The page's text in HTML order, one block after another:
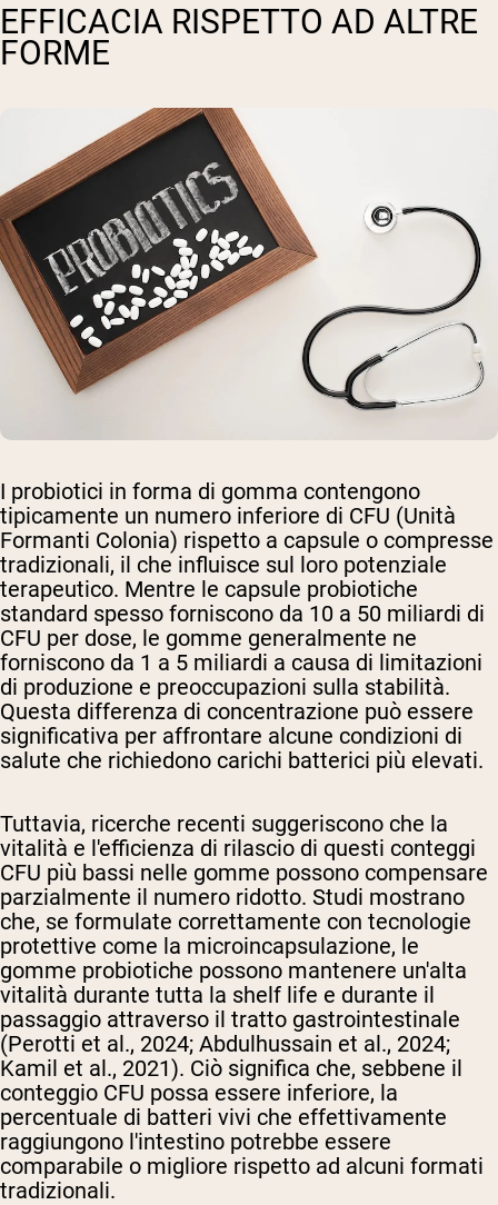
EFFICACIA RISPETTO AD ALTRE
FORME
I probiotici in forma di gomma contengono
tipicamente un numero inferiore di CFU (Unità
Formanti Colonia) rispetto a capsule o compresse
tradizionali, il che influisce sul loro potenziale
terapeutico. Mentre le capsule probiotiche
standard spesso forniscono da 10 a 50 miliardi di
CFU per dose, le gomme generalmente ne
forniscono da 1 a 5 miliardi a causa di limitazioni
di produzione e preoccupazioni sulla stabilità.
Questa differenza di concentrazione può essere
significativa per affrontare alcune condizioni di
salute che richiedono carichi batterici più elevati.
Tuttavia, ricerche recenti suggeriscono che la
vitalità e l'efficienza di rilascio di questi conteggi
CFU più bassi nelle gomme possono compensare
parzialmente il numero ridotto. Studi mostrano
che, se formulate correttamente con tecnologie
protettive come la microincapsulazione, le
gomme probiotiche possono mantenere un'alta
vitalità durante tutta la shelf life e durante il
passaggio attraverso il tratto gastrointestinale
(Perotti et al., 2024; Abdulhussain et al., 2024;
Kamil et al., 2021). Ciò significa che, sebbene il
conteggio CFU possa essere inferiore, la
percentuale di batteri vivi che effettivamente
raggiungono l'intestino potrebbe essere
comparabile o migliore rispetto ad alcuni formati
tradizionali.